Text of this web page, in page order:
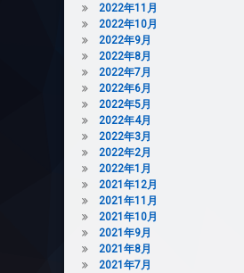
2022年11月
2022年10月
2022年9月
2022年8月
2022年7月
2022年6月
2022年5月
2022年4月
2022年3月
2022年2月
2022年1月
2021年12月
2021年11月
2021年10月
2021年9月
2021年8月
2021年7月